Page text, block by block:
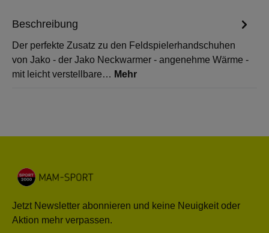
Beschreibung
Der perfekte Zusatz zu den Feldspielerhandschuhen
von Jako - der Jako Neckwarmer - angenehme Wärme -
mit leicht verstellbare… Mehr
Jetzt Newsletter abonnieren und keine Neuigkeit oder
Aktion mehr verpassen.